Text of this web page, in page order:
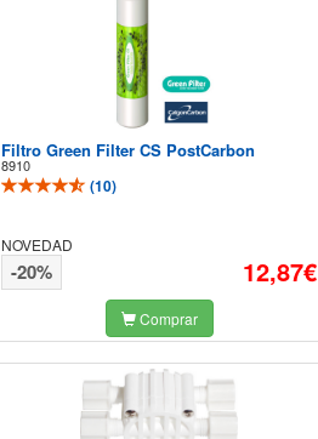
Filtro Green Filter CS PostCarbon
8910
(10)
NOVEDAD
12,87€
-20%
Comprar